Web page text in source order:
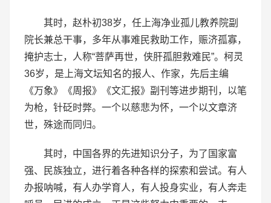
其时，赵朴初38岁，任上海净业孤儿教养院副
院长兼总干事，多年从事难民救助工作，赈济孤寡，
掩护志士，人称“菩萨再世，侠肝孤胆救难民”。柯灵
36岁，是上海文坛知名的报人、作家，先后主编
《万象》《周报》《文汇报》副刊等进步期刊，以笔
为枪，针砭时弊。一个以慈悲为怀，一个以文章济
世，殊途而同归。
其时，中国各界的先进知识分子，为了国家富
强、民族独立，进行着各种各样的探索和尝试。有人
办报呐喊，有人办学育人，有人投身实业，有人奔走